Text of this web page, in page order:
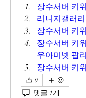
장수서버 키
리니지갤러
장수서버 키
장수서버 키
우아미넷 팝
장수서버 키
0
댓글 1개